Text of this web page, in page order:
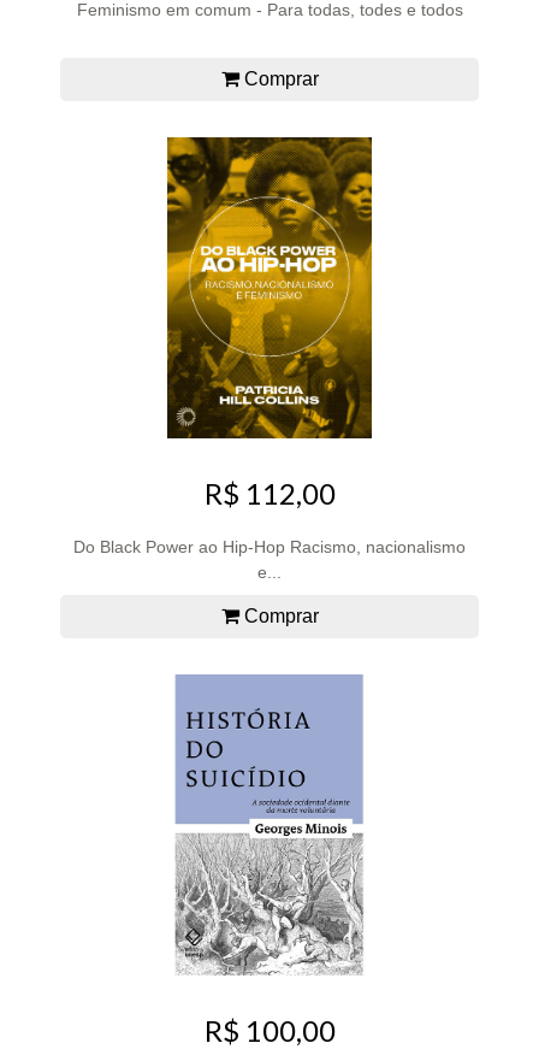
Feminismo em comum - Para todas, todes e todos
Comprar
R$ 112,00
Do Black Power ao Hip-Hop Racismo, nacionalismo
e...
Comprar
R$ 100,00